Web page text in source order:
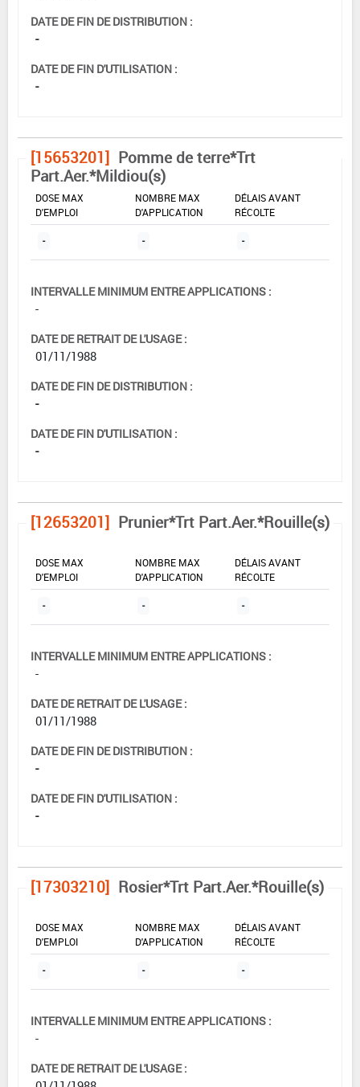
DATE DE FIN DE DISTRIBUTION :
-
DATE DE FIN D'UTILISATION :
-
[15653201] Pomme de terre*Trt
Part.Aer.*Mildiou(s)
DOSE MAX
D'EMPLOI
NOMBRE MAX
D'APPLICATION
DÉLAIS AVANT
RÉCOLTE
- - -
INTERVALLE MINIMUM ENTRE APPLICATIONS :
-
DATE DE RETRAIT DE L'USAGE :
01/11/1988
DATE DE FIN DE DISTRIBUTION :
-
DATE DE FIN D'UTILISATION :
-
[12653201] Prunier*Trt Part.Aer.*Rouille(s)
DOSE MAX
D'EMPLOI
NOMBRE MAX
D'APPLICATION
DÉLAIS AVANT
RÉCOLTE
- - -
INTERVALLE MINIMUM ENTRE APPLICATIONS :
-
DATE DE RETRAIT DE L'USAGE :
01/11/1988
DATE DE FIN DE DISTRIBUTION :
-
DATE DE FIN D'UTILISATION :
-
[17303210] Rosier*Trt Part.Aer.*Rouille(s)
DOSE MAX
D'EMPLOI
NOMBRE MAX
D'APPLICATION
DÉLAIS AVANT
RÉCOLTE
- - -
INTERVALLE MINIMUM ENTRE APPLICATIONS :
-
DATE DE RETRAIT DE L'USAGE :